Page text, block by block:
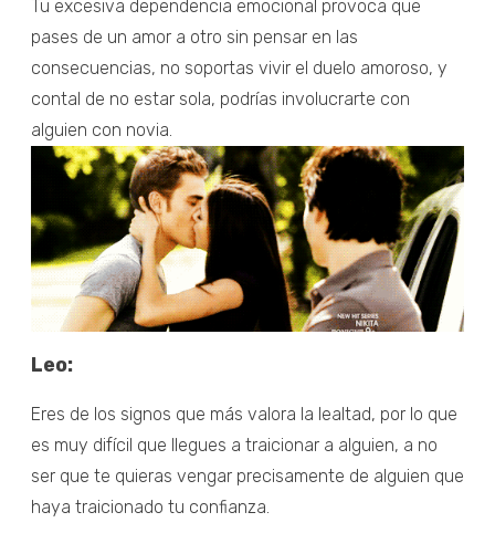
Tu excesiva dependencia emocional provoca que
pases de un amor a otro sin pensar en las
consecuencias, no soportas vivir el duelo amoroso, y
contal de no estar sola, podrías involucrarte con
alguien con novia.
Leo:
Eres de los signos que más valora la lealtad, por lo que
es muy difícil que llegues a traicionar a alguien, a no
ser que te quieras vengar precisamente de alguien que
haya traicionado tu confianza.